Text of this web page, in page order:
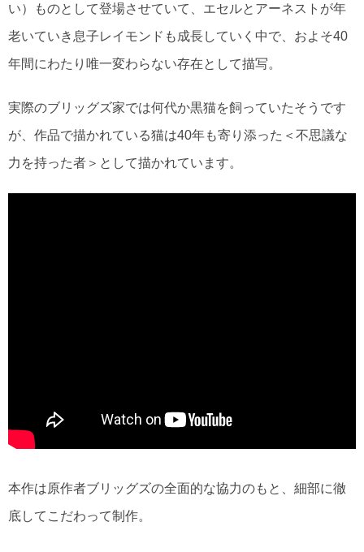
い）ものとして登場させていて、エセルとアーネストが年
老いていき息子レイモンドも成長していく中で、およそ40
年間にわたり唯一変わらない存在として描写。
実際のブリッグズ家では何代か黒猫を飼っていたそうです
が、作品で描かれている猫は40年も寄り添った＜不思議な
力を持った者＞として描かれています。
本作は原作者ブリッグズの全面的な協力のもと、細部に徹
底してこだわって制作。